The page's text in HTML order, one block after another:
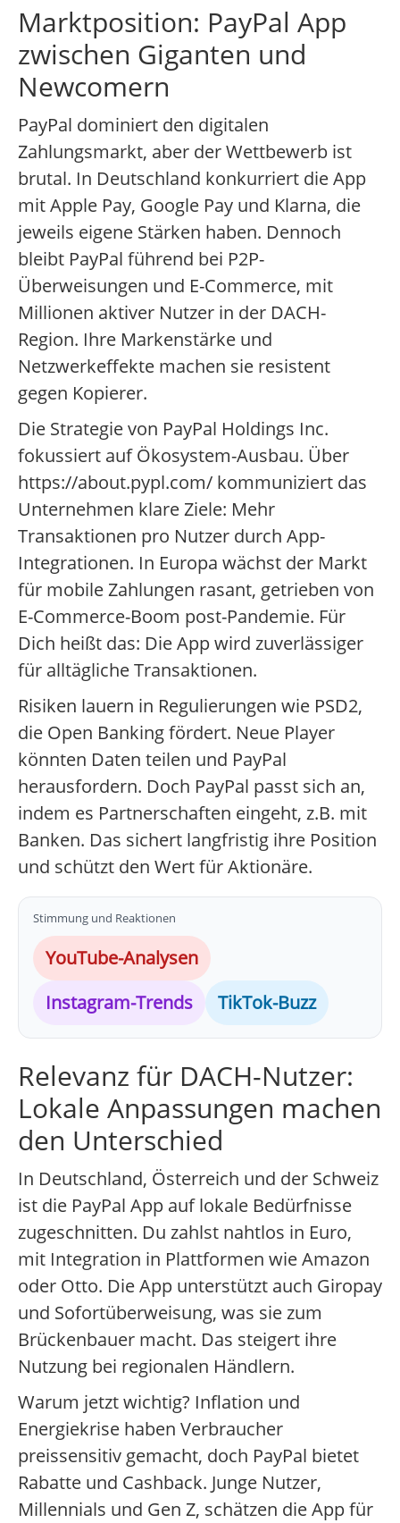
Marktposition: PayPal App
zwischen Giganten und
Newcomern
PayPal dominiert den digitalen
Zahlungsmarkt, aber der Wettbewerb ist
brutal. In Deutschland konkurriert die App
mit Apple Pay, Google Pay und Klarna, die
jeweils eigene Stärken haben. Dennoch
bleibt PayPal führend bei P2P-
Überweisungen und E-Commerce, mit
Millionen aktiver Nutzer in der DACH-
Region. Ihre Markenstärke und
Netzwerkeffekte machen sie resistent
gegen Kopierer.
Die Strategie von PayPal Holdings Inc.
fokussiert auf Ökosystem-Ausbau. Über
https://about.pypl.com/ kommuniziert das
Unternehmen klare Ziele: Mehr
Transaktionen pro Nutzer durch App-
Integrationen. In Europa wächst der Markt
für mobile Zahlungen rasant, getrieben von
E-Commerce-Boom post-Pandemie. Für
Dich heißt das: Die App wird zuverlässiger
für alltägliche Transaktionen.
Risiken lauern in Regulierungen wie PSD2,
die Open Banking fördert. Neue Player
könnten Daten teilen und PayPal
herausfordern. Doch PayPal passt sich an,
indem es Partnerschaften eingeht, z.B. mit
Banken. Das sichert langfristig ihre Position
und schützt den Wert für Aktionäre.
Stimmung und Reaktionen
YouTube-Analysen
Instagram-Trends
TikTok-Buzz
Relevanz für DACH-Nutzer:
Lokale Anpassungen machen
den Unterschied
In Deutschland, Österreich und der Schweiz
ist die PayPal App auf lokale Bedürfnisse
zugeschnitten. Du zahlst nahtlos in Euro,
mit Integration in Plattformen wie Amazon
oder Otto. Die App unterstützt auch Giropay
und Sofortüberweisung, was sie zum
Brückenbauer macht. Das steigert ihre
Nutzung bei regionalen Händlern.
Warum jetzt wichtig? Inflation und
Energiekrise haben Verbraucher
preissensitiv gemacht, doch PayPal bietet
Rabatte und Cashback. Junge Nutzer,
Millennials und Gen Z, schätzen die App für